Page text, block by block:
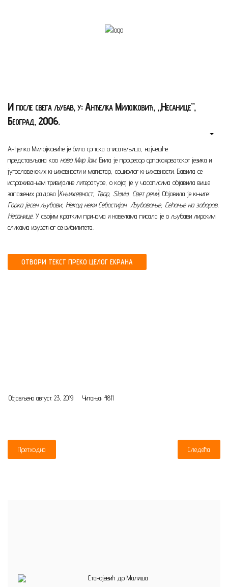
Поезија и проза
записи
Press clipping
Сећања, људи, догађаји
Контакт
И после свега љубав, у: Анђелка Милојковић, „Несанице”,
Београд, 2006.
Анђелка Милојковиће је била српска списатељица, најчешће
представљана коа нова Мир Јам. Била је професор српскохрватског језика и
југословенских књижевности и магистар, социолог књижевности. Бавила се
истраживањем тривијалне литературе, о којој је у часописима објавила више
запажених радова (Књижевност, Твар, Slavia, Свет речи). Објавила је књиге:
Горка јесен љубави, Некад неки Себастијан, Љубовање, Сећање на заборав,
Несанице. У својим кратким причама и новелама писала је о љубави лирским
сликама изузетног сензибилитета.
ОТВОРИ ТЕКСТ ПРЕКО ЦЕЛОГ ЕКРАНА
Објављено август 23, 2019 Читања: 4811
Претходна Следећа